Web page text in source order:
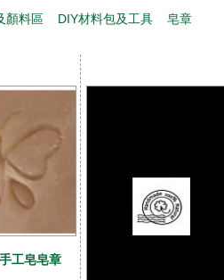
顏料區 DIY材料包及工具 皂章
工皂皂章